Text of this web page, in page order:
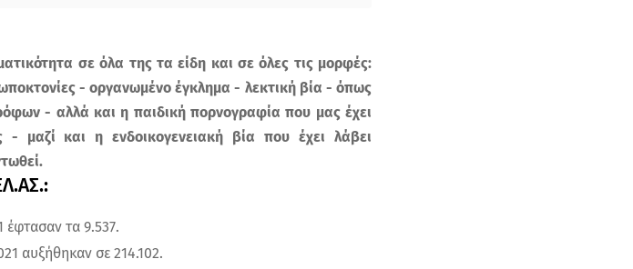
σε όλα της τα είδη και σε όλες τις μορφές:
- οργανωμένο έγκλημα - λεκτική βία - όπως
- αλλά και η παιδική πορνογραφία που μας έχει
- μαζί και η ενδοικογενειακή βία που έχει λάβει
έφτασαν τα 9.537.
αυξήθηκαν σε 214.102.